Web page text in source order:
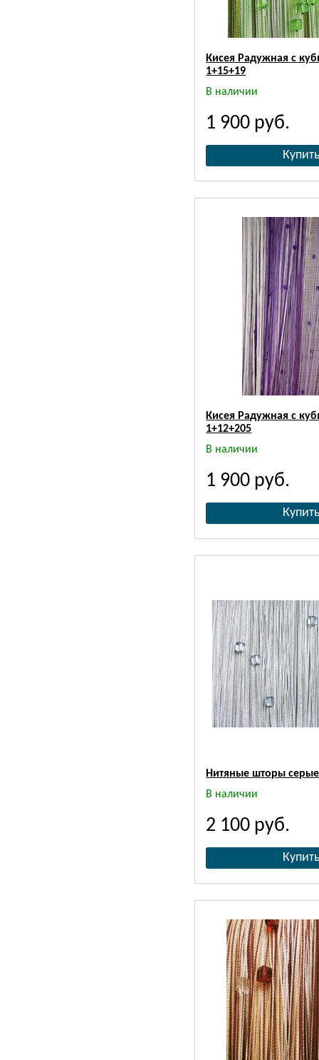
Кисея Радужная с
1+15+19
В наличии
1 900 руб.
Кисея Радужная с
1+12+205
В наличии
1 900 руб.
Нитяные шторы
В наличии
2 100 руб.